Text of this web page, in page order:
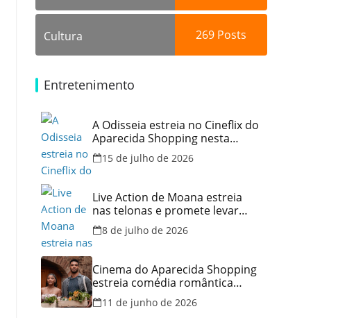
Cultura 269Posts
Entretenimento
A Odisseia estreia no Cineflix do
Aparecida Shopping nesta
quinta, 16
15 de julho de 2026
Live Action de Moana estreia
nas telonas e promete levar
aventura e emoção ao Cineflix
do Aparecida Shopping
8 de julho de 2026
Cinema do Aparecida Shopping
estreia comédia romântica
ambientada na Itália, hoje e
lança promoção para o Dia dos
11 de junho de 2026